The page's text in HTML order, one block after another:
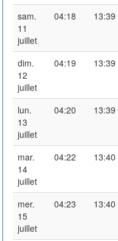
sam.
11
juillet
04:18 13:39
dim.
12
juillet
04:19 13:39
lun.
13
juillet
04:20 13:39
mar.
14
juillet
04:22 13:40
mer.
15
juillet
04:23 13:40